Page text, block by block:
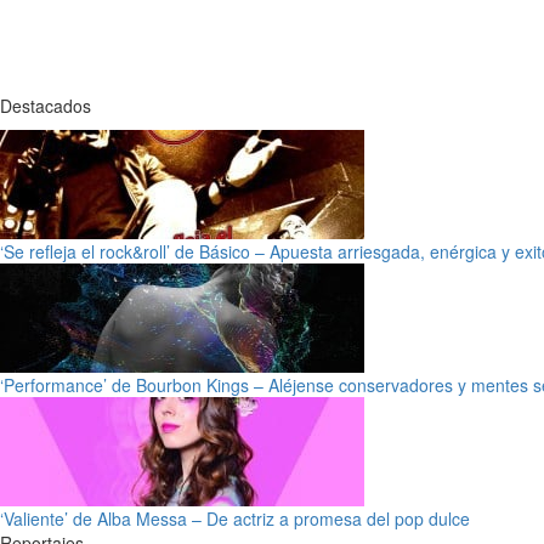
Destacados
‘Se refleja el rock&roll’ de Básico – Apuesta arriesgada, enérgica y
‘Performance’ de Bourbon Kings – Aléjense conservadores y mentes
‘Valiente’ de Alba Messa – De actriz a promesa del pop dulce